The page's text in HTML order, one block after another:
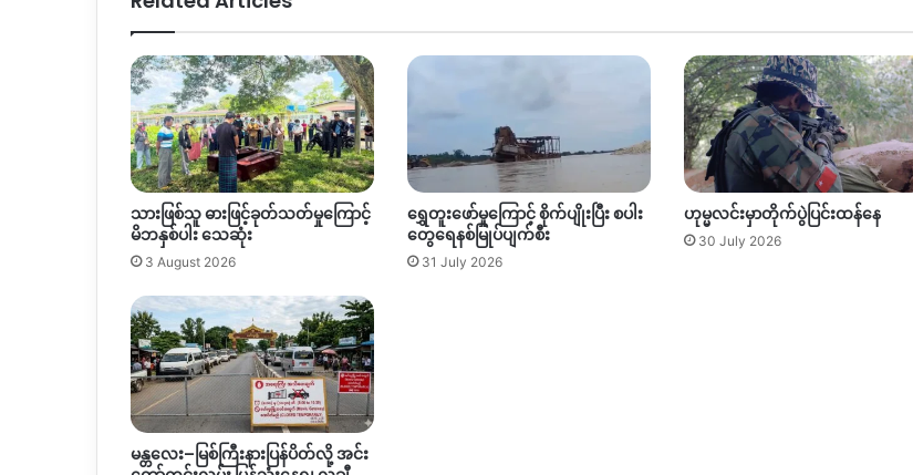
သားဖြစ်သူ ဓားဖြင့်ခုတ်သတ်မှုကြောင့်
မိဘနှစ်ပါး သေဆုံး
3 August 2026
ရွှေတူးဖော်မှုကြောင့် စိုက်ပျိုးပြီး စပါး
တွေရေနစ်မြုပ်ပျက်စီး
31 July 2026
ဟုမ္မလင်းမှာတိုက်ပွဲပြင်းထန်နေ
30 July 2026
မန္တလေး–မြစ်ကြီးနားပြန်ပိတ်လို့ အင်း